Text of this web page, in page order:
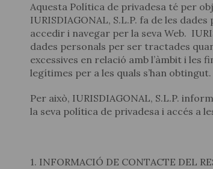
Aquesta Política de privadesa té per
IURISDIAGONAL, S.L.P. fa de les
accedir i navegar per la seva Web.
dades personals per ser tractades
excessives en relació amb l’àmbit i
legítimes per a les quals s’han obtingut.
Per això, IURISDIAGONAL, S.L.P.
la seva política de privadesa i accés a
1. INFORMACIÓ DE CONTACTE DEL